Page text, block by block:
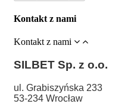
Kontakt z nami
Kontakt z nami
SILBET Sp. z o.o.
ul. Grabiszyńska 233
53-234 Wrocław